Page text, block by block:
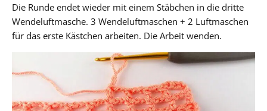
Die Runde endet wieder mit einem Stäbchen in die dritte
Wendeluftmasche. 3 Wendeluftmaschen + 2 Luftmaschen
für das erste Kästchen arbeiten. Die Arbeit wenden.